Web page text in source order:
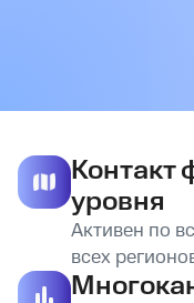
Контакт
уровня
Активен по
всех